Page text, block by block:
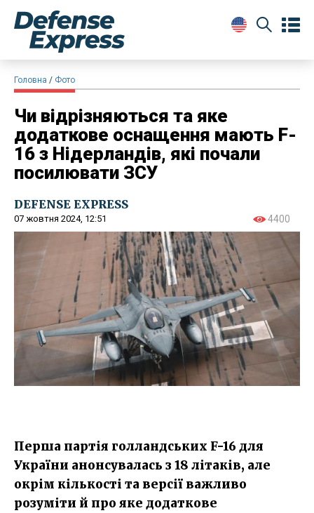
Головна Фото
Чи відрізняються та яке
додаткове оснащення мають F-
16 з Нідерландів, які почали
посилювати ЗСУ
DEFENSE EXPRESS
07 жовтня 2024, 12:51 4400
Перша партія голландських F-16 для
України анонсувалась з 18 літаків, але
окрім кількості та версії важливо
розуміти й про яке додаткове